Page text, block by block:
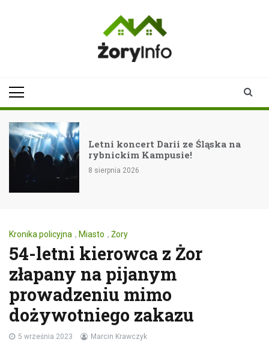
Letni koncert Darii ze Śląska na
rybnickim Kampusie!
8 sierpnia 2026
Kronika policyjna , Miasto , Żory
54-letni kierowca z Żor
złapany na pijanym
prowadzeniu mimo
dożywotniego zakazu
5 września 2023 Marcin Krawczyk